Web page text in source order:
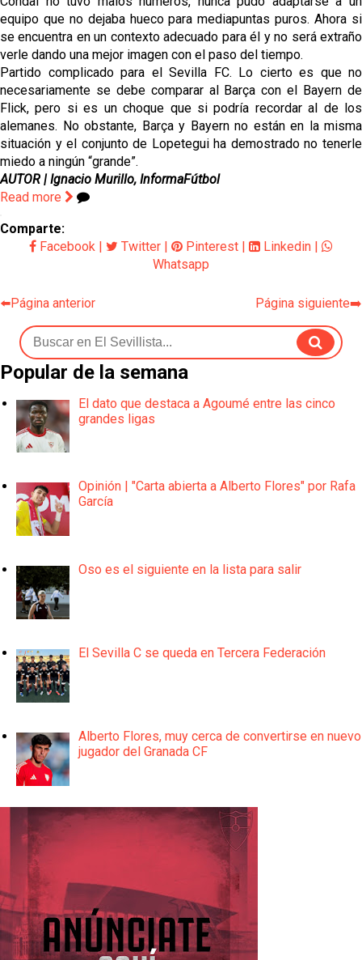
equipo que no dejaba hueco para mediapuntas puros. Ahora si
se encuentra en un contexto adecuado para él y no será extraño
verle dando una mejor imagen con el paso del tiempo.
Partido complicado para el Sevilla FC. Lo cierto es que no
necesariamente se debe comparar al Barça con el Bayern de
Flick, pero si es un choque que si podría recordar al de los
alemanes. No obstante, Barça y Bayern no están en la misma
situación y el conjunto de Lopetegui ha demostrado no tenerle
miedo a ningún “grande”.
AUTOR | Ignacio Murillo, InformaFútbol
Read more
Comparte:
Facebook
Twitter Pinterest Linkedin
Whatsapp
⬅️Página anterior Página siguiente➡️
Popular de la semana
El dato que destaca a Agoumé entre las cinco
grandes ligas
Opinión | "Carta abierta a Alberto Flores" por Rafa
García
Oso es el siguiente en la lista para salir
El Sevilla C se queda en Tercera Federación
Alberto Flores, muy cerca de convertirse en nuevo
jugador del Granada CF